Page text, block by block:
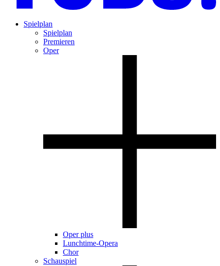
Spielplan
Spielplan
Premieren
Oper
Oper plus
Lunchtime-Opera
Chor
Schauspiel